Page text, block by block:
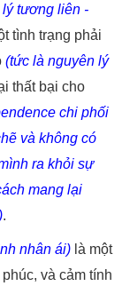
tương liên -
tình trạng phải
(tức là nguyên lý
thất bại cho
chi phối
và không có
ra khỏi sự
mang lại
.
nhân ái) là một
và cảm tính